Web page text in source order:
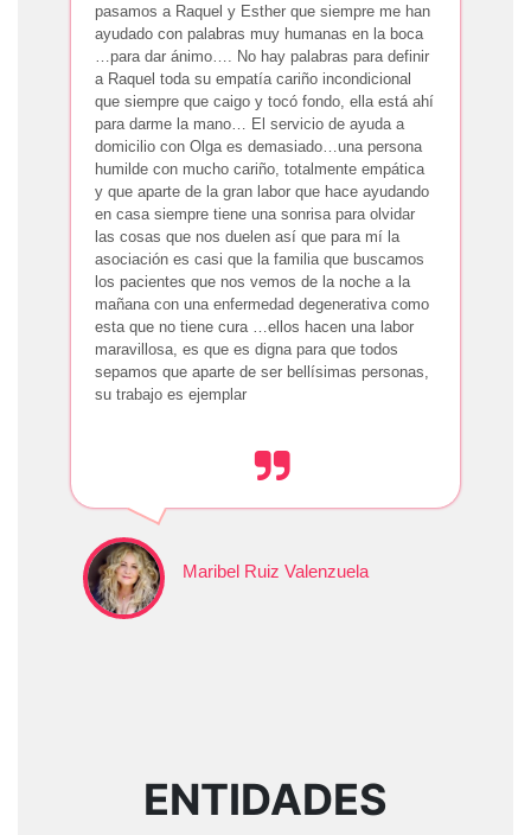
pasamos a Raquel y Esther que siempre me han
ayudado con palabras muy humanas en la boca
…para dar ánimo…. No hay palabras para definir
a Raquel toda su empatía cariño incondicional
que siempre que caigo y tocó fondo, ella está ahí
para darme la mano… El servicio de ayuda a
domicilio con Olga es demasiado…una persona
humilde con mucho cariño, totalmente empática
y que aparte de la gran labor que hace ayudando
en casa siempre tiene una sonrisa para olvidar
las cosas que nos duelen así que para mí la
asociación es casi que la familia que buscamos
los pacientes que nos vemos de la noche a la
mañana con una enfermedad degenerativa como
esta que no tiene cura …ellos hacen una labor
maravillosa, es que es digna para que todos
sepamos que aparte de ser bellísimas personas,
su trabajo es ejemplar
Maribel Ruiz Valenzuela
ENTIDADES